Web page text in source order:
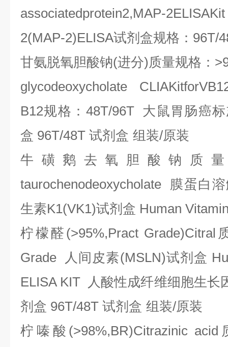
associatedprotein2,MAP-2ELISAKit
2(MAP-2)ELISA试剂盒规格： 96T/
甘氨脱氧胆酸钠(进分)质量规格：
glycodeoxycholate
B12规格： 48T/96T 大鼠胃肠癌
盒 96T/48T 试剂盒 组装/原装
牛磺鹅去氧胆酸钠质
taurochenodeoxycholate 膜蛋白
生素K1(VK1)试剂盒 Human
柠檬醛 (>95%,Pract Grade)Citral
Grade
人间皮素(MSLN)试剂盒
ELISA KIT 人酸性成纤维细胞生长
剂盒 96T/48T 试剂盒 组装/原装
柠嗪酸 (>98%,BR)Citrazinic acid